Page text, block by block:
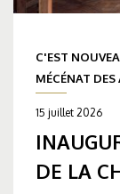
C'EST
MÉCÉNAT DES
15 juillet 2026
DE LA